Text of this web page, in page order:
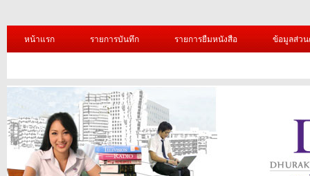
หน้าแรก รายการบันทึก รายการยืมหนังสือ ข้อมูลส่ว